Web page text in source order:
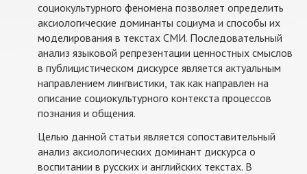
социокультурного феномена позволяет определить
аксиологические доминанты социума и способы их
моделирования в текстах СМИ. Последовательный
анализ языковой репрезентации ценностных смыслов
в публицистическом дискурсе является актуальным
направлением лингвистики, так как направлен на
описание социокультурного контекста процессов
познания и общения.
Целью данной статьи является сопоставительный
анализ аксиологических доминант дискурса о
воспитании в русских и английских текстах. В